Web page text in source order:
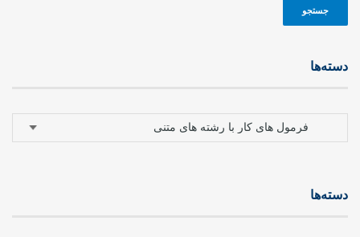
دسته‌ها
دسته‌ها